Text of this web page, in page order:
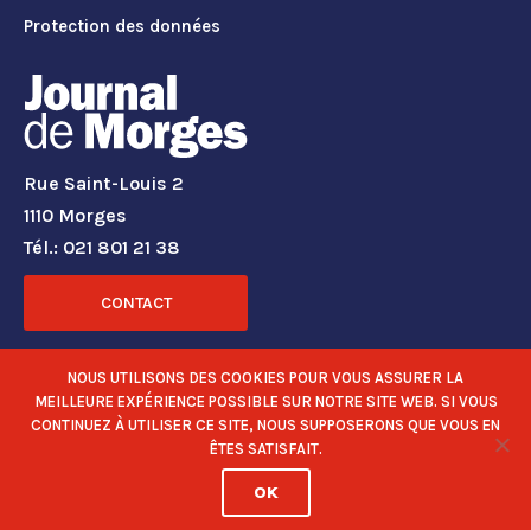
Protection des données
Rue Saint-Louis 2
1110 Morges
Tél.: 021 801 21 38
CONTACT
RÉSEAUX SOCIAUX
NOUS UTILISONS DES COOKIES POUR VOUS ASSURER LA
MEILLEURE EXPÉRIENCE POSSIBLE SUR NOTRE SITE WEB. SI VOUS
CONTINUEZ À UTILISER CE SITE, NOUS SUPPOSERONS QUE VOUS EN
ÊTES SATISFAIT.
OK